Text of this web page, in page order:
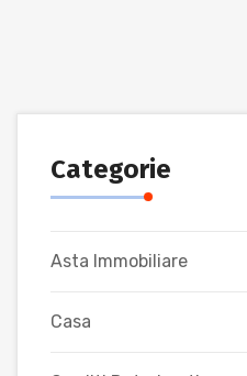
Categorie
Asta Immobiliare
Casa